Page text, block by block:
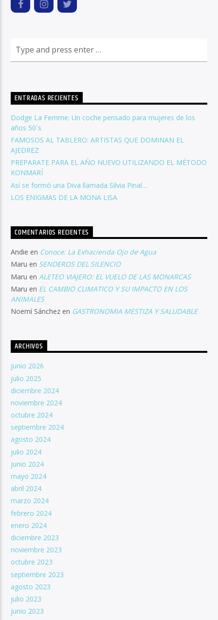
ENTRADAS RECIENTES
Dodge La Femme: Un coche pensado para mujeres de los
años 50´s
FAMOSOS AL TABLERO: ARTISTAS QUE DOMINAN EL
AJEDREZ
PREPARATE PARA EL AÑO NUEVO UTILIZANDO EL MÉTODO
KONMARÍ
Así se formó una Diva llamada Silvia Pinal…
LOS ENIGMAS DE LA MONA LISA
COMENTARIOS RECIENTES
Andie en Conoce: La Exhacienda Ojo de Agua
Maru en SENDEROS DEL SILENCIO
Maru en ALETEO VIAJERO: EL VUELO DE LAS MONARCAS
Maru en EL CAMBIO CLIMATICO Y SU IMPACTO EN LOS
ANIMALES
Noemí Sánchez en GASTRONOMIA MESTIZA Y SALUDABLE
ARCHIVOS
junio 2026
julio 2025
diciembre 2024
noviembre 2024
octubre 2024
septiembre 2024
agosto 2024
julio 2024
junio 2024
mayo 2024
abril 2024
marzo 2024
febrero 2024
enero 2024
diciembre 2023
noviembre 2023
octubre 2023
septiembre 2023
agosto 2023
julio 2023
junio 2023